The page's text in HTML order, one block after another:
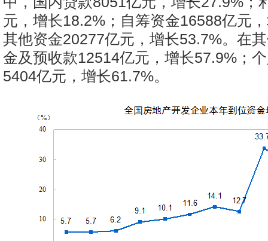
元，增长18.2%；自筹资金16588亿元
其他资金20277亿元，增长53.7%。在
金及预收款12514亿元，增长57.9%；
5404亿元，增长61.7%。